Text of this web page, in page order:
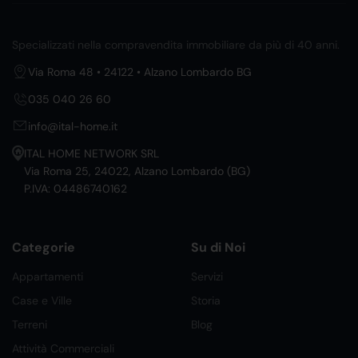
Specializzati nella compravendita immobiliare da più di 40 anni.
Via Roma 48 • 24122 • Alzano Lombardo BG
035 040 26 60
info@ital-home.it
ITAL HOME NETWORK SRL
Via Roma 25, 24022, Alzano Lombardo (BG)
P.IVA: 04486740162
Categorie
Appartamenti
Case e Ville
Terreni
Attività Commerciali
Su di Noi
Servizi
Storia
Blog